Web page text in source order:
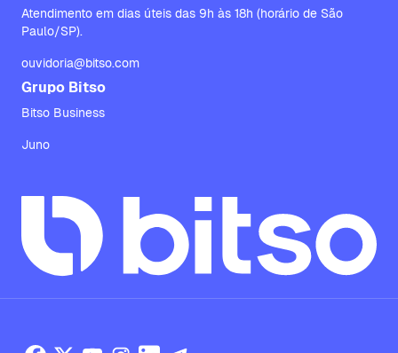
Atendimento em dias úteis das 9h às 18h (horário de São
Paulo/SP).
ouvidoria@bitso.com
Grupo Bitso
Bitso Business
Juno